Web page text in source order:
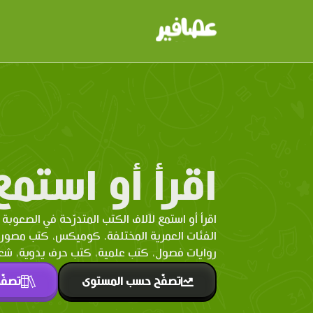
اقرأ أو
اقرأ أو استمع لآلاف الكتب المتدرّحة في
الفئات العمرية المختلفة. كوميكس، كتب
روايات فصول، كتب علمية، كتب حرف يدوية،
تصفّح حسب المستوى